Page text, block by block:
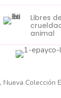
Libres
animal
, Nueva Colección